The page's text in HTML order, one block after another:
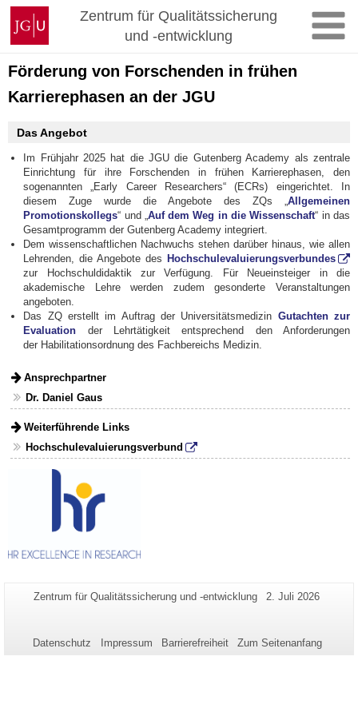
Zum
Inhalt
springen
Johannes
Gutenberg-
Universität
Mainz
Zentrum für Qualitätssicherung
und -entwicklung
Förderung von Forschenden in frühen
Karrierephasen an der JGU
Das Angebot
Im Frühjahr 2025 hat die JGU die Gutenberg Academy als zentrale
Einrichtung für ihre Forschenden in frühen Karrierephasen, den
sogenannten „Early Career Researchers“ (ECRs) eingerichtet. In
diesem Zuge wurde die Angebote des ZQs „Allgemeinen
Promotionskollegs“ und „Auf dem Weg in die Wissenschaft“ in das
Gesamtprogramm der Gutenberg Academy integriert.
Dem wissenschaftlichen Nachwuchs stehen darüber hinaus, wie allen
Lehrenden, die Angebote des Hochschulevaluierungsverbundes
zur Hochschuldidaktik zur Verfügung. Für Neueinsteiger in die
akademische Lehre werden zudem gesonderte Veranstaltungen
angeboten.
Das ZQ erstellt im Auftrag der Universitätsmedizin Gutachten zur
Evaluation der Lehrtätigkeit entsprechend den Anforderungen
der Habilitationsordnung des Fachbereichs Medizin.
Ansprechpartner
Dr. Daniel Gaus
Weiterführende Links
Hochschulevaluierungsverbund
Zusätzliche
dieser
Seiten-
Zentrum für Qualitätssicherung und -entwicklung
Letzte
2. Juli 2026
Datenschutz Impressum Barrierefreiheit Zum Seitenanfang